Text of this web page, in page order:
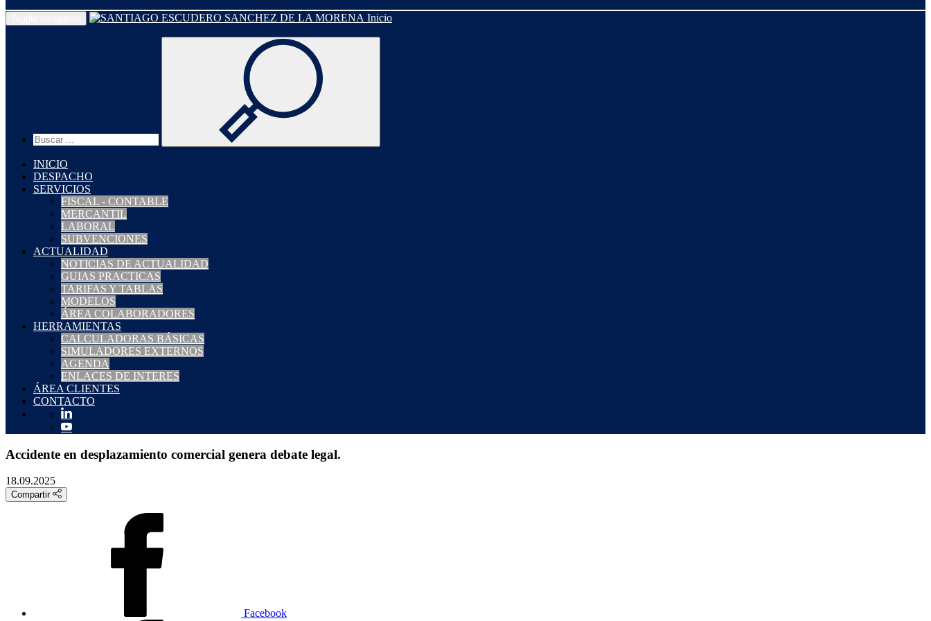
Inicio
INICIO
DESPACHO
SERVICIOS
FISCAL - CONTABLE
MERCANTIL
LABORAL
SUBVENCIONES
ACTUALIDAD
NOTICIAS DE ACTUALIDAD
GUIAS PRACTICAS
TARIFAS Y TABLAS
MODELOS
ÁREA COLABORADORES
HERRAMIENTAS
CALCULADORAS BÁSICAS
SIMULADORES EXTERNOS
AGENDA
ENLACES DE INTERES
ÁREA CLIENTES
CONTACTO
Accidente en desplazamiento comercial genera debate legal.
18.09.2025
Compartir
Facebook